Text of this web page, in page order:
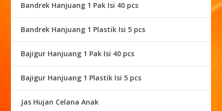
Bandrek Hanjuang 1 Pak Isi 40 pcs
Bandrek Hanjuang 1 Plastik Isi 5 pcs
Bajigur Hanjuang 1 Pak Isi 40 pcs
Bajigur Hanjuang 1 Plastik Isi 5 pcs
Jas Hujan Celana Anak